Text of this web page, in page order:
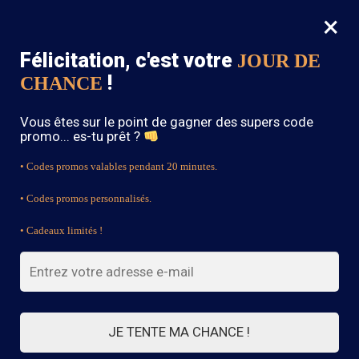
0
SOLDES : -15% sur toute la boutique avec le code « BOHEME15 »
Boho Embroidered Dress
FILTRES
4 résultats affichés
×
Félicitation, c'est votre JOUR DE
CHANCE !
Vous êtes sur le point de gagner des supers code
promo... es-tu prêt ?
• Codes promos valables pendant 20 minutes.
• Codes promos personnalisés.
• Cadeaux limités !
JE TENTE MA CHANCE !